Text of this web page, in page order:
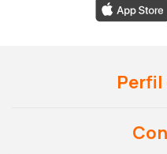
Perfil